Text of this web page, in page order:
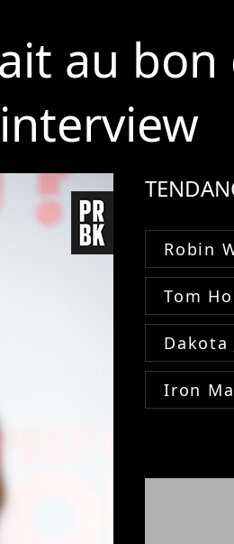
au bon
Robin
Tom
Dakota
Iron